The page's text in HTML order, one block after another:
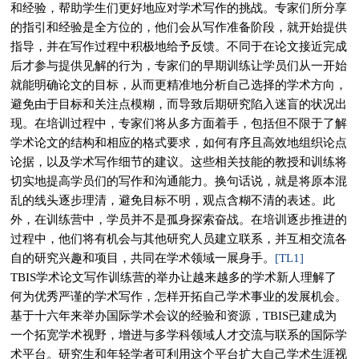
和经验，帮助学生们更好地应对学术写作的挑战。专家们所分享
的指引和经验是全方位的，他们会从写作准备阶段，就开始提供
指导，并在写作过程中积极地给予反馈。不同于在论文接近完成
后才参与提供见解的行为，专家们的早期训练让学员们从一开始
就能明确论文的目标，从而更精准地分析自己选择的学术方向，
避免由于目标和关注点模糊，而导致后期研究陷入迷盲的状况出
现。在培训过程中，专家们将从多方面着手，包括但不限于了解
学术论文的结构和相应的格式要求，如何有序且高效地组织论点
论据，以及学术写作细节的建议。这些相关技能的教授和训练将
切实地提高学员们的写作和沟通能力。换句话说，就是将原本混
乱的线头逐步理清，避免目标不明，观点含糊不清的表述。此
外，在训练营中，学员并不是孤身探索奋战。在培训逐步推进的
过程中，他们将有机会与其他研究人员建立联系，并互相交流各
自的研究兴趣和项目，共同在学术领域一展身手。 [TL1]
TBIS学术论文写作训练营的举办让越来越多的学术新人理解了
何为优秀严谨的学术写作，怎样开拓自己学术事业的发展机会。
基于十六年来举办国际学术会议的经验和资源，TBIS已建成为
一个拓宽学术视野，增进与多学科领域人才交流与联系的国际学
术平台。研究生和年轻学者可利用这个平台扩大自己学术生涯视